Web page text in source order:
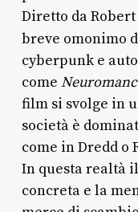
Diretto da
breve omonimo
cyberpunk e
come
film si svolge in
società è
come in Dredd o
In questa realtà
concreta e la